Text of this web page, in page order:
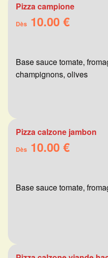
Pizza campione
Dès 10.00 €
Base sauce tomate,
champignons, olives
Pizza calzone jambon
Dès 10.00 €
Base sauce tomate,